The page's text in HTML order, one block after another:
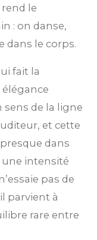
le
: on danse,
dans le corps.
fait la
sens de la ligne
et cette
dans
une intensité
pas de
parvient à
rare entre